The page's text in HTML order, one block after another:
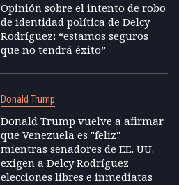
Opinión sobre el intento de robo
de identidad política de Delcy
Rodríguez: “estamos seguros
que no tendrá éxito”
Donald Trump
Donald Trump vuelve a afirmar
que Venezuela es "feliz"
mientras senadores de EE. UU.
exigen a Delcy Rodríguez
elecciones libres e inmediatas